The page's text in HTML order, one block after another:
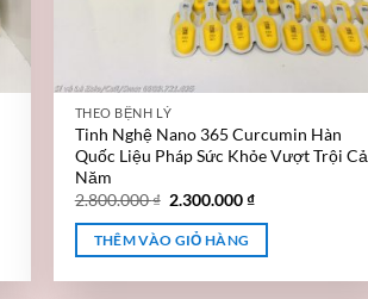
THEO BỆNH LÝ
Tinh Nghệ Nano 365 Curcumin Hàn
Quốc Liệu Pháp Sức Khỏe Vượt Trội Cả
Năm
2.800.000₫ 2.300.000₫
THÊM VÀO GIỎ HÀNG